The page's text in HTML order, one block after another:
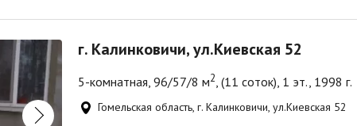
г. Калинковичи, ул.Киевская 52
5-комнатная, 96/57/8 м2, (11 соток), 1 эт., 1998 г.
Гомельская область, г. Калинковичи, ул.Киевская 52